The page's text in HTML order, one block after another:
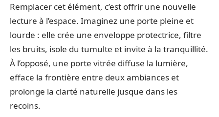
Remplacer cet élément, c’est offrir une nouvelle
lecture à l’espace. Imaginez une porte pleine et
lourde : elle crée une enveloppe protectrice, filtre
les bruits, isole du tumulte et invite à la tranquillité.
À l’opposé, une porte vitrée diffuse la lumière,
efface la frontière entre deux ambiances et
prolonge la clarté naturelle jusque dans les
recoins.